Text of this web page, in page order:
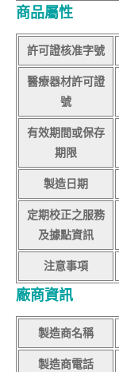
商品屬性
許可證核准字號
醫療器材許可證
號
有效期間或保存
期限
製造日期
定期校正之服務
及據點資訊
注意事項
廠商資訊
製造商名稱
製造商電話